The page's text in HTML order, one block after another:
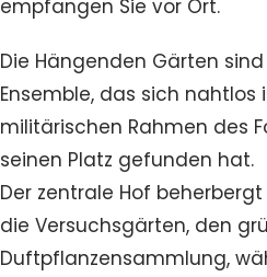
empfangen Sie vor Ort.
Die Hängenden Gärten
Ensemble, das sich
militärischen Rahmen des
seinen Platz gefunden hat.
Der zentrale Hof
die Versuchsgärten, den
Duftpflanzensammlung,